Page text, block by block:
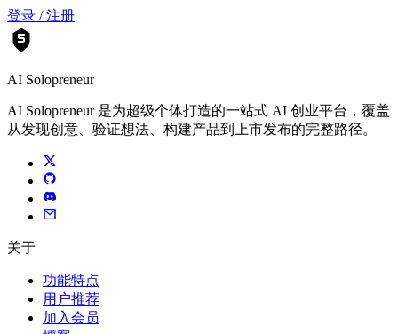
登录 / 注册
AI Solopreneur
AI Solopreneur 是为超级个体打造的一站式 AI 创业平台，覆盖
从发现创意、验证想法、构建产品到上市发布的完整路径。
关于
功能特点
用户推荐
加入会员